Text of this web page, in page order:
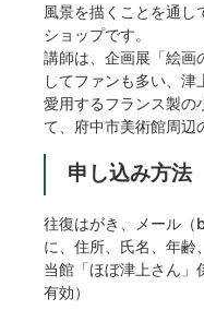
風景を描くことを通し
ショップです。
講師は、企画展「絵画
してファンも多い、
愛用するフランス製の
て、府中市美術館周辺
申し込み方法
往復はがき、メール
に、住所、氏名、年齢
当館「ほぼ津上さん」
有効）